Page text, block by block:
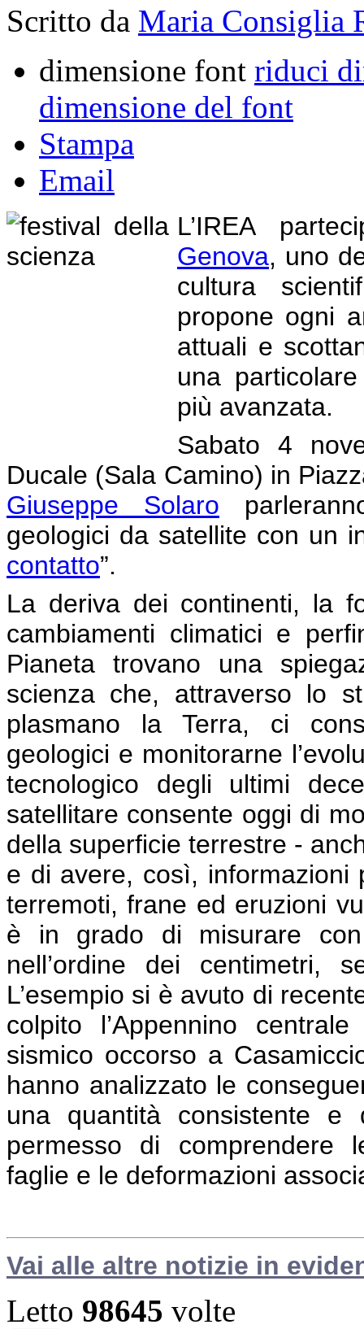
Scritto da Maria Consiglia
dimensione font riduci
dimensione del font
Stampa
Email
L’IREA
Genova, uno
cultura
propone ogni
attuali e
una
più avanzata.
Sabato 4
Ducale (Sala Camino) in
Giuseppe Solaro
geologici da satellite con un
contatto”.
La deriva dei continenti, la
cambiamenti climatici e
Pianeta trovano una
scienza che, attraverso lo
plasmano la Terra, ci
geologici e monitorarne
tecnologico degli ultimi
satellitare consente oggi di
della superficie terrestre -
e di avere, così, informazioni
terremoti, frane ed eruzioni
è in grado di misurare
nell’ordine dei centimetri,
L’esempio si è avuto di
colpito l’Appennino
sismico occorso a
hanno analizzato le
una quantità consistente e
permesso di comprendere
faglie e le deformazioni
Vai alle altre notizie in
Letto 98645 volte